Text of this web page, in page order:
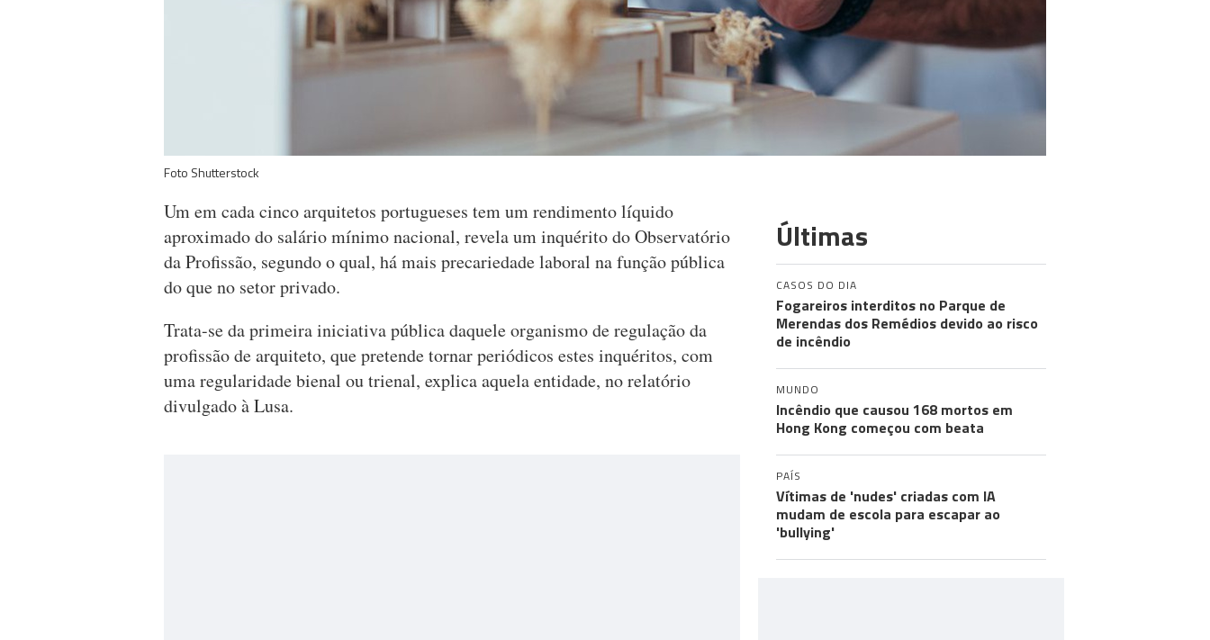
Foto Shutterstock
Um em cada cinco arquitetos portugueses tem um rendimento líquido
aproximado do salário mínimo nacional, revela um inquérito do Observatório
da Profissão, segundo o qual, há mais precariedade laboral na função pública
do que no setor privado.
Trata-se da primeira iniciativa pública daquele organismo de regulação da
profissão de arquiteto, que pretende tornar periódicos estes inquéritos, com
uma regularidade bienal ou trienal, explica aquela entidade, no relatório
divulgado à Lusa.
Últimas
CASOS DO DIA
Fogareiros interditos no Parque de
Merendas dos Remédios devido ao risco
de incêndio
MUNDO
Incêndio que causou 168 mortos em
Hong Kong começou com beata
PAÍS
Vítimas de 'nudes' criadas com IA
mudam de escola para escapar ao
'bullying'